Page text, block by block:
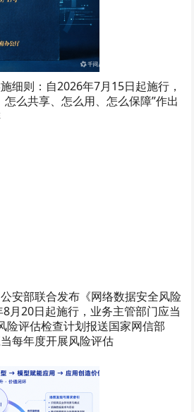
细则：自2026年7月15日起施行，
么共享、怎么用、怎么保障”作出
安部联合发布《网络数据安全风险
月20日起施行，业务主管部门应当
险评估检查计划报送国家网信部
每年度开展风险评估